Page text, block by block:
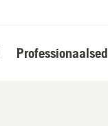
Professionaalsed